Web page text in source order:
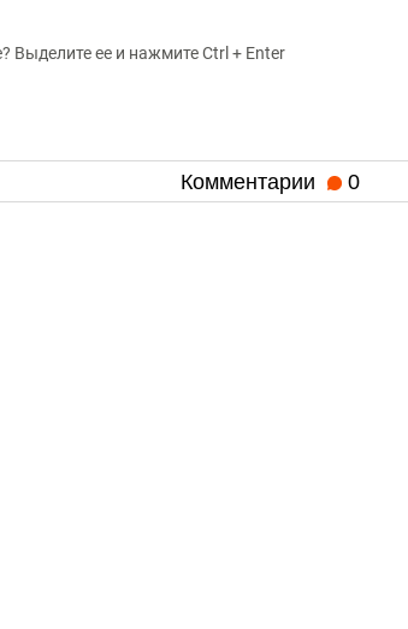
Выделите ее и нажмите Ctrl + Enter
Комментарии 0